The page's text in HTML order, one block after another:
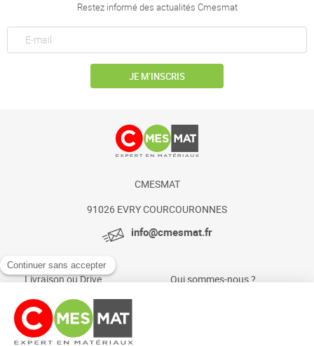
Restez informé des actualités Cmesmat
JE M’INSCRIS
CMESMAT
91026 EVRY COURCOURONNES
info@cmesmat.fr
Livraison ou Drive
Paiement sécurisé
Foire aux questions
Qui sommes-nous ?